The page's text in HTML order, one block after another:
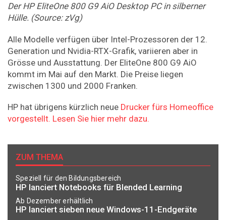
Der HP EliteOne 800 G9 AiO Desktop PC in silberner
Hülle. (Source: zVg)
Alle Modelle verfügen über Intel-Prozessoren der 12.
Generation und Nvidia-RTX-Grafik, variieren aber in
Grösse und Ausstattung. Der EliteOne 800 G9 AiO
kommt im Mai auf den Markt. Die Preise liegen
zwischen 1300 und 2000 Franken.
HP hat übrigens kürzlich neue Drucker fürs Homeoffice
vorgestellt. Lesen Sie hier mehr dazu.
ZUM THEMA
Speziell für den Bildungsbereich
HP lanciert Notebooks für Blended Learning
Ab Dezember erhältlich
HP lanciert sieben neue Windows-11-Endgeräte